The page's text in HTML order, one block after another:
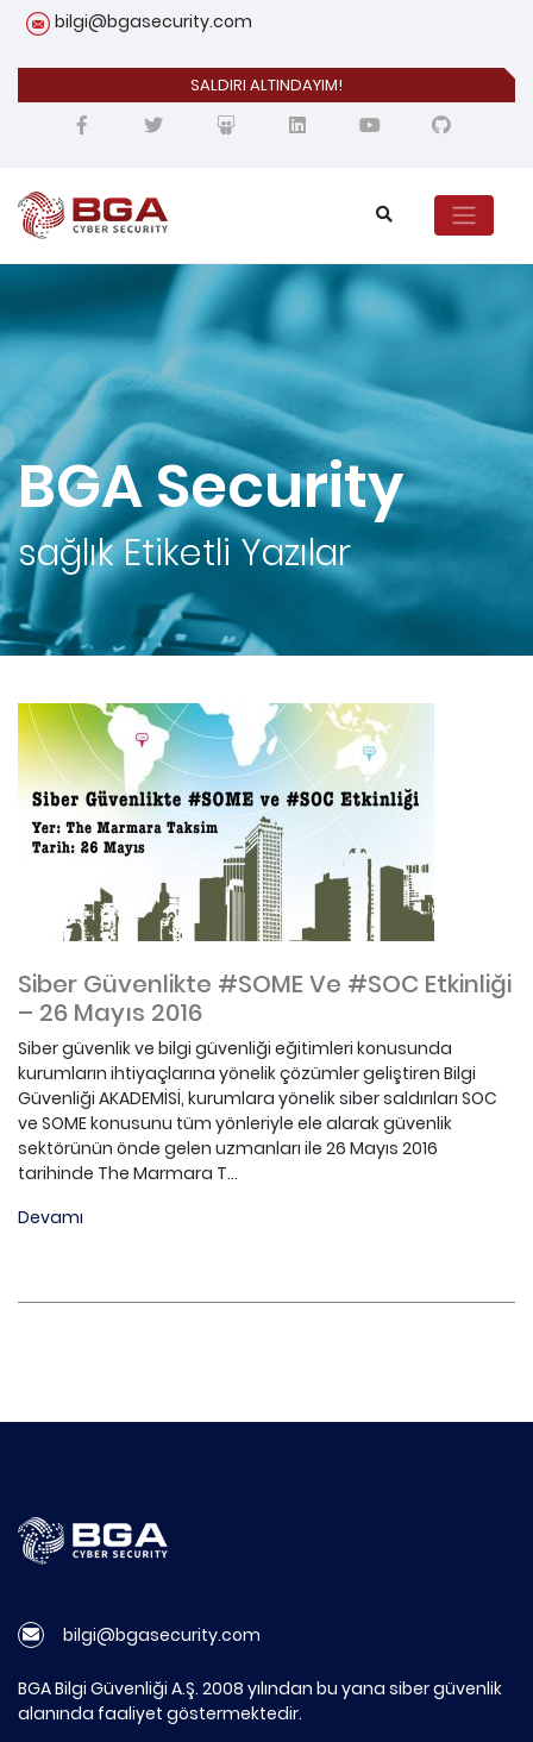
bilgi@bgasecurity.com
SALDIRI ALTINDAYIM!
BGA Security
sağlıkEtiketli Yazılar
Siber Güvenlikte #SOME Ve #SOC Etkinliği
– 26 Mayıs 2016
Siber güvenlik ve bilgi güvenliği eğitimleri konusunda
kurumların ihtiyaçlarına yönelik çözümler geliştiren Bilgi
Güvenliği AKADEMİSİ, kurumlara yönelik siber saldırıları SOC
ve SOME konusunu tüm yönleriyle ele alarak güvenlik
sektörünün önde gelen uzmanları ile 26 Mayıs 2016
tarihinde The Marmara T...
Devamı
bilgi@bgasecurity.com
BGA Bilgi Güvenliği A.Ş. 2008 yılından bu yana siber güvenlik
alanında faaliyet göstermektedir.